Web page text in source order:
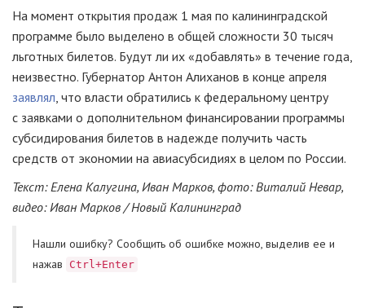
На момент открытия продаж 1 мая по калининградской
программе было выделено в общей сложности 30 тысяч
льготных билетов. Будут ли их «добавлять» в течение года,
неизвестно. Губернатор Антон Алиханов в конце апреля
заявлял , что власти обратились к федеральному центру
с заявками о дополнительном финансировании программы
субсидирования билетов в надежде получить часть
средств от экономии на авиасубсидиях в целом по России.
Текст: Елена Калугина, Иван Марков, фото: Виталий Невар,
видео: Иван Марков / Новый Калининград
Нашли ошибку? Cообщить об ошибке можно, выделив ее и
нажав
Ctrl+Enter